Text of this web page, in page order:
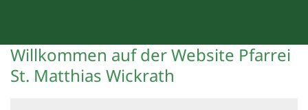
Willkommen auf der Website Pfarrei
St. Matthias Wickrath